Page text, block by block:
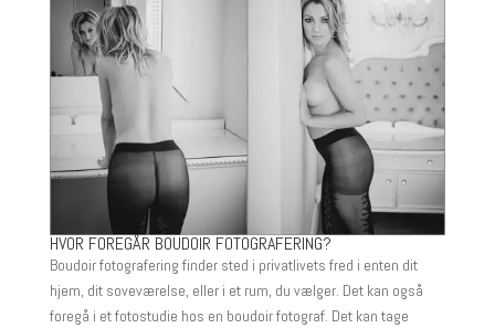
HVOR FOREGÅR BOUDOIR FOTOGRAFERING?
Boudoir fotografering finder sted i privatlivets fred i enten dit
hjem, dit soveværelse, eller i et rum, du vælger. Det kan også
foregå i et fotostudie hos en boudoir fotograf. Det kan tage